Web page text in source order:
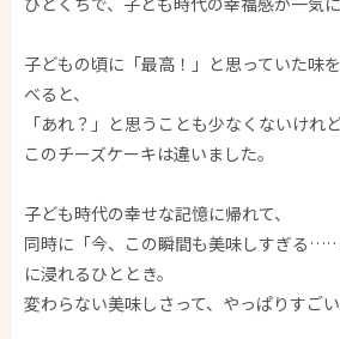
子どもの頃に「最高！」と思っていた味
べると、
「あれ？」と思うことも少なくないけ
このチーズケーキは違いました。
子ども時代の幸せな記憶に帰れて、
同時に「今、この瞬間も美味しすぎる
に浸れるひととき。
変わらない美味しさって、やっぱりすごい